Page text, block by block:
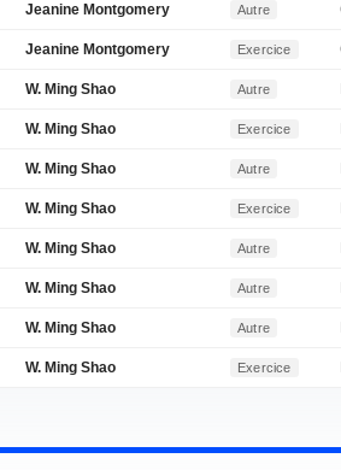
Jeanine Montgomery Autre
Jeanine Montgomery Exercice
W. Ming Shao Autre
W. Ming Shao Exercice
W. Ming Shao Autre
W. Ming Shao Exercice
W. Ming Shao Autre
W. Ming Shao Autre
W. Ming Shao Autre
W. Ming Shao Exercice